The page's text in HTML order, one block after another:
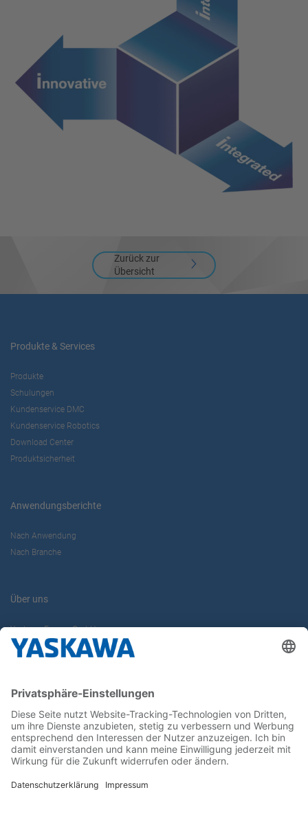
Zurück zur
Übersicht
Produkte & Services
Produkte
Schulungen
Kundenservice DMC
Kundenservice Robotics
Download Center
Produktsicherheit
Anwendungsberichte
Nach Anwendung
Nach Branche
Über uns
Yaskawa Europe GmbH
Karriere
Newsletter
Follow us on...